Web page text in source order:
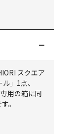
スクエア
」1点、
用の箱に同
。